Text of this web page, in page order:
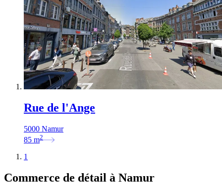
Rue de l'Ange
5000 Namur
85 m2
1
Commerce de détail à Namur